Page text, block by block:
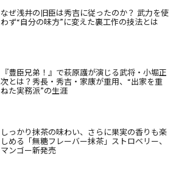
なぜ浅井の旧臣は秀吉に従ったのか？ 武力を使
わず“自分の味方”に変えた裏工作の技法とは
『豊臣兄弟！』で萩原護が演じる武将・小堀正
次とは？秀長・秀吉・家康が重用、“出家を重
ねた実務派”の生涯
しっかり抹茶の味わい、さらに果実の香りも楽
しめる「無糖フレーバー抹茶」ストロベリー、
マンゴー新発売